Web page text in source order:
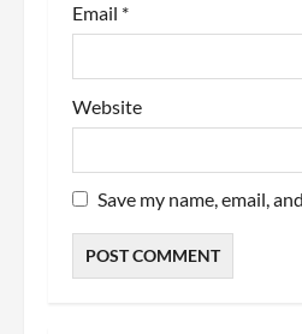
Email *
Website
Save my name, email,